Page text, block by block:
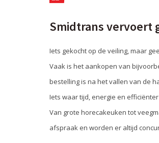
Smidtrans vervoert
Iets gekocht op de veiling, maar
Vaak is het aankopen van
bestelling is na het vallen van de
Iets waar tijd, energie en
Van grote horecakeuken tot
afspraak en worden er altijd